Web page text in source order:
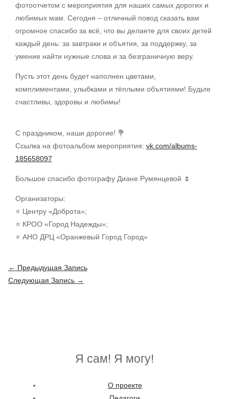
фотоотчетом с мероприятия для наших самых дорогих и
любимых мам. Сегодня – отличный повод сказать вам
огромное спасибо за всё, что вы делаете для своих детей
каждый день: за завтраки и объятия, за поддержку, за
умение найти нужные слова и за безграничную веру.
Пусть этот день будет наполнен цветами,
комплиментами, улыбками и тёплыми объятиями! Будьте
счастливы, здоровы и любимы!
С праздником, наши дорогие! 💐
Ссылка на фотоальбом мероприятия: vk.com/albums-
185658097
Большое спасибо фотографу Диане Румянцевой 🌷
Организаторы:
⭐ Центру «Доброта»;
⭐ КРОО «Город Надежды»;
⭐ АНО ДРЦ «Оранжевый Город Город»
Навигация
по
← Предыдущая Запись
Следующая Запись →
Я сам! Я могу!
О проекте